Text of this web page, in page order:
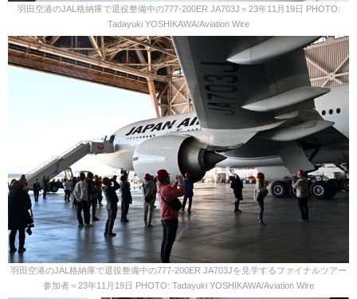
羽田空港のJAL格納庫で退役整備中の777-200ER JA703J＝23年11月19日 PHOTO:
Tadayuki YOSHIKAWA/Aviation Wire
羽田空港のJAL格納庫で退役整備中の777-200ER JA703Jを見学するファイナルツアー
参加者＝23年11月19日 PHOTO: Tadayuki YOSHIKAWA/Aviation Wire